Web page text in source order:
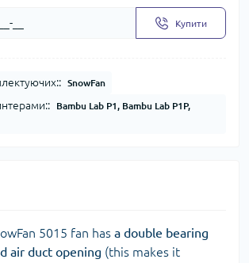
Купити
SnowFan
Bambu Lab P1, Bambu Lab P1P,
5015 fan has a double bearing
air duct opening (this makes it